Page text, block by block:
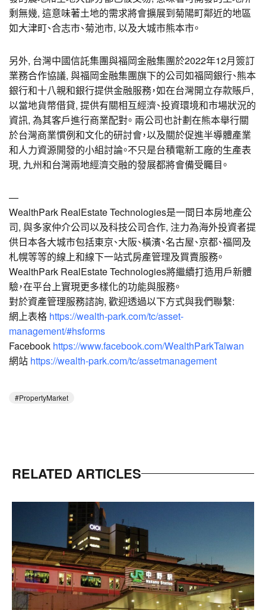
剩無幾, 這意味著土地的需求將會擴展到菊陽町鄰近的地區
如大津町、合志市、菊池市, 以及大城市熊本市。
另外, 台灣中國信託集團與福岡金融集團於2022年12月簽訂
業務合作協議, 與福岡金融集團旗下的公司如福岡銀行、熊本
銀行和十八親和銀行提供金融服務，如在台灣開立存款賬戶,
以當地貨幣借貸, 提供有關相互經濟、投資環境和市場狀況的
資訊, 為其客戶進行商業配對。 兩公司也計劃在熊本舉行關
於台灣商業慣例和文化的研討會，以及關於促進半導體產業
和人力資源開發的小組討論。不只是台積電新工廠的生產表
現, 九州和台灣兩地經濟交融的發展都將會備受矚目。
—
WealthPark RealEstate Technologies是一間日本房地產公
司, 與多家仲介公司以及科技公司合作, 注力為海外投資者提
供日本各大城市包括東京、大阪、橫濱、名古屋、京都、福岡及
札幌等等的線上和線下一站式房產管理及買賣服務。
WealthPark RealEstate Technologies將繼續打造用戶新體
驗，在平台上實現更多樣化的功能與服務。
對於資產管理服務諮詢, 歡迎透過以下方式與我們聯繫:
網上表格 https://wealth-park.com/tc/asset-
management/#hsforms
Facebook https://www.facebook.com/WealthParkTaiwan
網站 https://wealth-park.com/tc/assetmanagement
PropertyMarket
RELATED ARTICLES